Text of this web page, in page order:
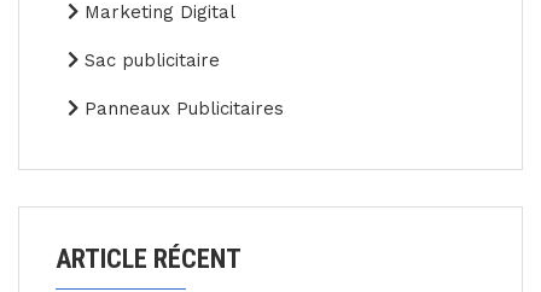
Marketing Digital
Sac publicitaire
Panneaux Publicitaires
ARTICLE RÉCENT